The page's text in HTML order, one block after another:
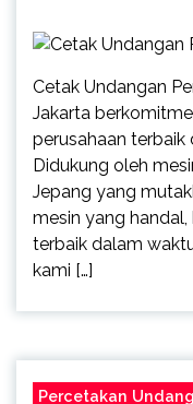
Cetak Undangan
Jakarta
perusahaan terbaik
Didukung oleh
Jepang yang
mesin yang
terbaik dalam
kami […]
Percetakan